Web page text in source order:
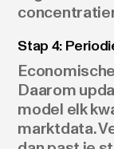
Stap 4:
Daarom
model elk
marktdata.